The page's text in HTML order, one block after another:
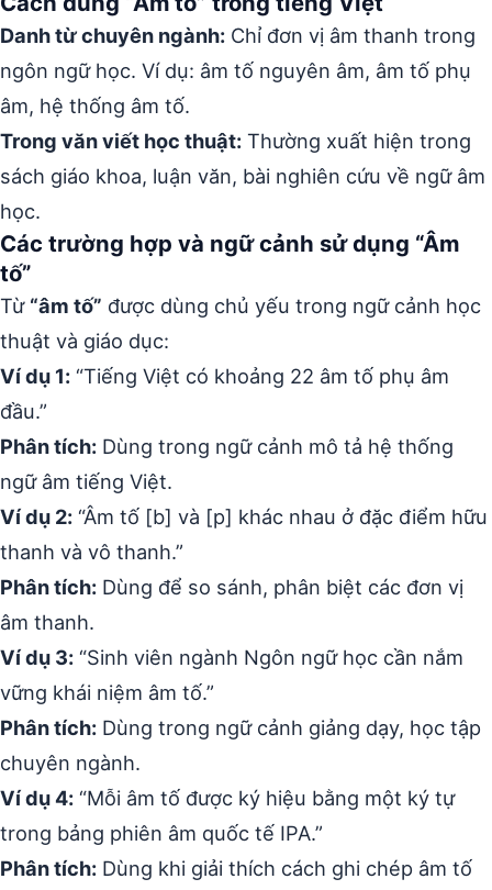
Danh từ chuyên ngành: Chỉ đơn vị âm thanh trong
ngôn ngữ học. Ví dụ: âm tố nguyên âm, âm tố phụ
âm, hệ thống âm tố.
Trong văn viết học thuật: Thường xuất hiện trong
sách giáo khoa, luận văn, bài nghiên cứu về ngữ âm
học.
Các trường hợp và ngữ cảnh sử dụng “Âm
tố”
Từ “âm tố” được dùng chủ yếu trong ngữ cảnh học
thuật và giáo dục:
Ví dụ 1: “Tiếng Việt có khoảng 22 âm tố phụ âm
đầu.”
Phân tích: Dùng trong ngữ cảnh mô tả hệ thống
ngữ âm tiếng Việt.
Ví dụ 2: “Âm tố [b] và [p] khác nhau ở đặc điểm hữu
thanh và vô thanh.”
Phân tích: Dùng để so sánh, phân biệt các đơn vị
âm thanh.
Ví dụ 3: “Sinh viên ngành Ngôn ngữ học cần nắm
vững khái niệm âm tố.”
Phân tích: Dùng trong ngữ cảnh giảng dạy, học tập
chuyên ngành.
Ví dụ 4: “Mỗi âm tố được ký hiệu bằng một ký tự
trong bảng phiên âm quốc tế IPA.”
Phân tích: Dùng khi giải thích cách ghi chép âm tố